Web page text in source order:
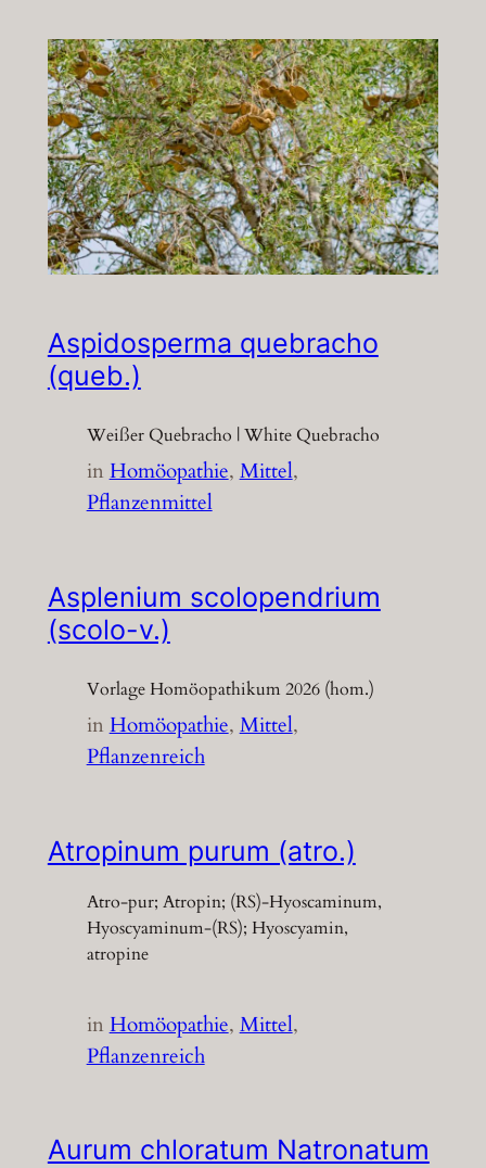
Aspidosperma quebracho
(queb.)
Weißer Quebracho | White Quebracho
inHomöopathie, Mittel
Pflanzenmittel
Asplenium scolopendrium
(scolo-v.)
Vorlage Homöopathikum 2026 (hom.)
inHomöopathie, Mittel
Pflanzenreich
Atropinum purum (atro.)
Atro-pur; Atropin; (RS)-Hyoscaminum,
Hyoscyaminum-(RS); Hyoscyamin,
atropine
inHomöopathie, Mittel
Pflanzenreich
Aurum chloratum Natronatum